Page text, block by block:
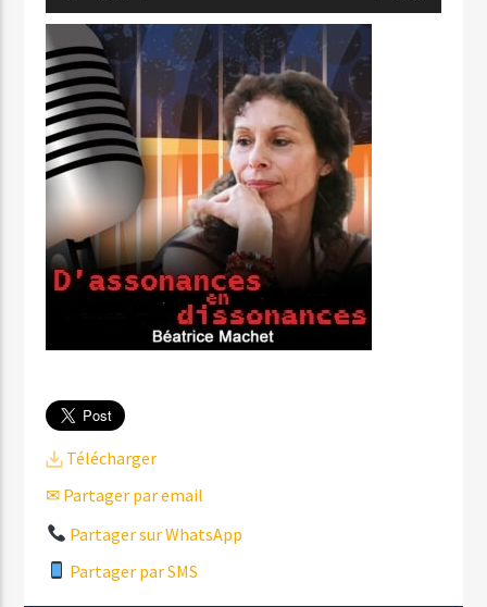
Télécharger
✉ Partager par email
Partager sur WhatsApp
Partager par SMS